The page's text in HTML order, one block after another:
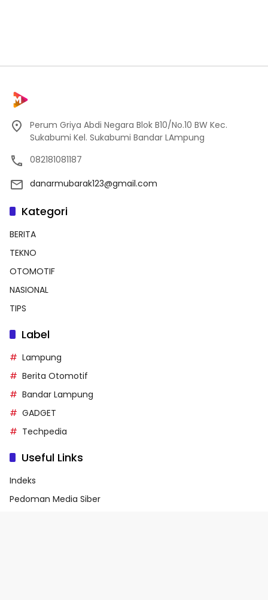
Perum Griya Abdi Negara Blok B10/No.10 BW Kec.
Sukabumi Kel. Sukabumi Bandar LAmpung
082181081187
danarmubarak123@gmail.com
Kategori
BERITA
TEKNO
OTOMOTIF
NASIONAL
TIPS
Label
Lampung
Berita Otomotif
Bandar Lampung
GADGET
Techpedia
Useful Links
Indeks
Pedoman Media Siber